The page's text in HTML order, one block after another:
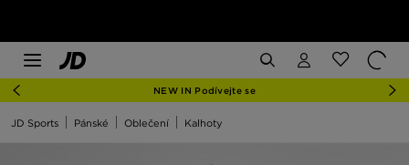
NEW IN Podívejte se
JD Sports Pánské Oblečení Kalhoty